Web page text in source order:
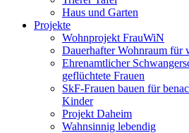
Haus und Garten
Projekte
Wohnprojekt FrauWiN
Dauerhafter Wohnraum für
Ehrenamtlicher
geflüchtete Frauen
SkF-Frauen bauen für
Kinder
Projekt Daheim
Wahnsinnig lebendig